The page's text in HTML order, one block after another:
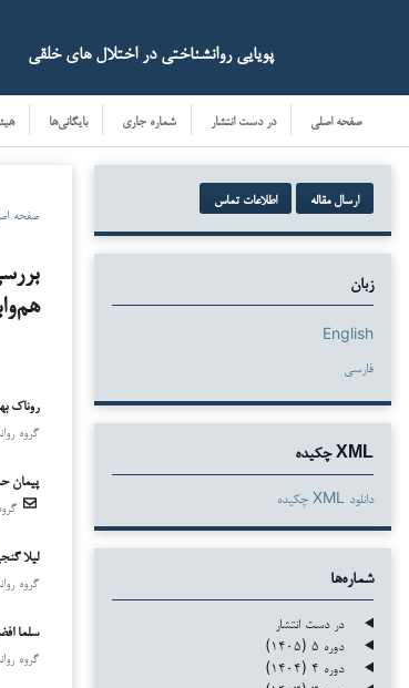
پویایی روانشناختی در اختلال های خلقی
صفحه اصلی در دست انتشار شماره جاری بایگانی‌ها
ارسال مقاله اطلاعات تماس
زبان
English
فارسی
XML چکیده
دانلود XML چکیده
شماره‌ها
در دست انتشار
دوره ۵ (۱۴۰۵)
دوره ۴ (۱۴۰۴)
صفحه
روناک
گروه
پیمان
لیلا
گروه
سلما
گروه
دانلودها